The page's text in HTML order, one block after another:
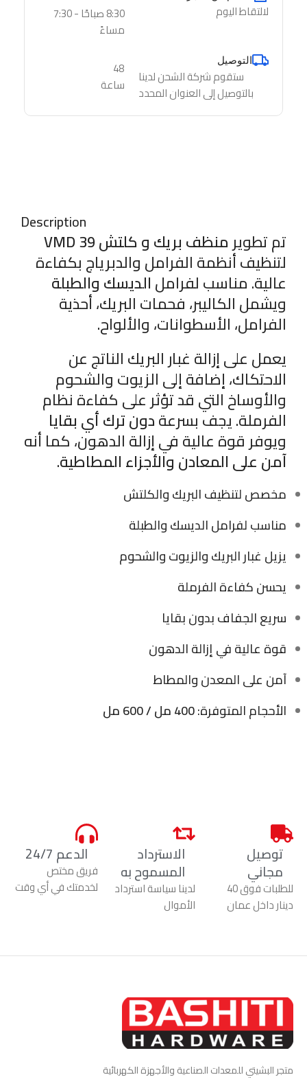
لالتقاط اليوم
8:30 صباحًا - 7:30
مساءً
التوصيل
ستقوم شركة الشحن لدينا
بالتوصيل إلى العنوان المحدد
48
ساعة
Description
تم تطويرمنظف بريك و كلتش VMD 39
لتنظيف أنظمة الفرامل والدبرياج بكفاءة
عالية. مناسب لفراملالديسك والطبلة
ويشمل الكاليبر، فحمات البريك، أحذية
الفرامل، الأسطوانات، والألواح.
يعمل على إزالة غبار البريك الناتج عن
الاحتكاك، إضافة إلى الزيوت والشحوم
والأوساخ التي قد تؤثر على كفاءة نظام
الفرملة. يجف بسرعةدون ترك أي بقايا
ويوفر قوة عالية في إزالة الدهون، كما أنه
آمن على المعادن والأجزاء المطاطية.
مخصص لتنظيف البريك والكلتش
مناسب لفرامل الديسك والطبلة
يزيل غبار البريك والزيوت والشحوم
يحسن كفاءة الفرملة
سريع الجفاف بدون بقايا
قوة عالية في إزالة الدهون
آمن على المعدن والمطاط
الأحجام المتوفرة:400 مل / 600 مل
توصيل
مجاني
للطلبات فوق 40
دينار داخل عمان
الاسترداد
المسموح به
لدينا سياسة استرداد
الأموال
الدعم 24/7
فريق مختص
لخدمتك في أي وقت
متجر البشيتي للمعدات الصناعية والأجهزة الكهربائية